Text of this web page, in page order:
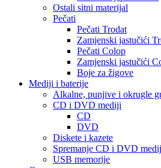
Ostali sitni materijal
Pečati
Pečati Trodat
Zamjenski jastučići
Pečati Colop
Zamjenski jastučići
Boje za žigove
Mediji i baterije
Alkalne, punjive i okrugle
CD i DVD mediji
CD
DVD
Diskete i kazete
Spremanje CD i DVD
USB memorije